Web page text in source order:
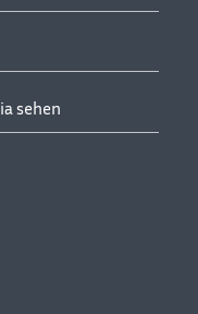
sehen